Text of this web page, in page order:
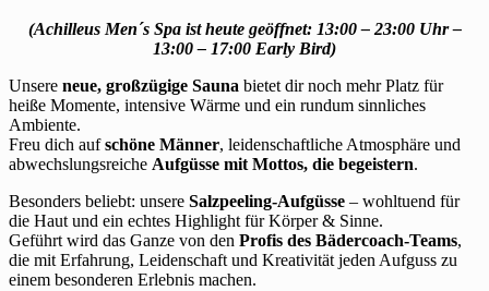
(Achilleus Men´s Spa ist heute geöffnet: 13:00 – 23:00 Uhr –
13:00 – 17:00 Early Bird)
Unsere neue, großzügige Sauna bietet dir noch mehr Platz für
heiße Momente, intensive Wärme und ein rundum sinnliches
Ambiente.
Freu dich aufschöne Männer, leidenschaftliche Atmosphäre und
abwechslungsreiche Aufgüsse mit Mottos, die begeistern.
Besonders beliebt: unsere Salzpeeling-Aufgüsse – wohltuend für
die Haut und ein echtes Highlight für Körper & Sinne.
Geführt wird das Ganze von den Profis des Bädercoach-Teams,
die mit Erfahrung, Leidenschaft und Kreativität jeden Aufguss zu
einem besonderen Erlebnis machen.